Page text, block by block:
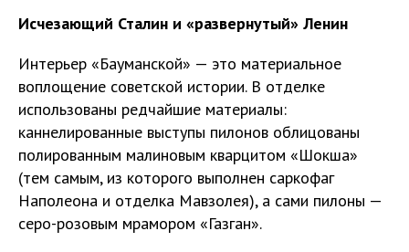
Исчезающий Сталин и «развернутый» Ленин
Интерьер «Бауманской» — это материальное
воплощение советской истории. В отделке
использованы редчайшие материалы:
каннелированные выступы пилонов облицованы
полированным малиновым кварцитом «Шокша»
(тем самым, из которого выполнен саркофаг
Наполеона и отделка Мавзолея), а сами пилоны —
серо-розовым мрамором «Газган».